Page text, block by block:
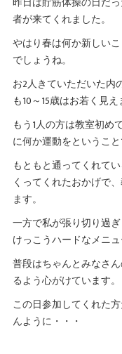
者が来てくれました。
やはり春は何か新しい
でしょうね。
お2人きていただいた内
も10～15歳はお若く見え
もう1人の方は教室初め
に何か運動をというこ
もともと通ってくれて
くってくれたおかげで
ます。
一方で私が張り切り過
けっこうハードなメニ
普段はちゃんとみなさ
るよう心がけています。
この日参加してくれた
んように・・・